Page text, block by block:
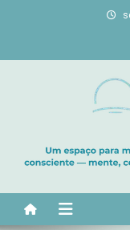
bem-estar e
vida